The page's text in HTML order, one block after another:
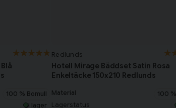
100 % Bomull
I lager
Redlunds
Hotell Mirage Bäddset Satin Rosa
Enkeltäcke 150x210 Redlunds
Material 100
Lagerstatus